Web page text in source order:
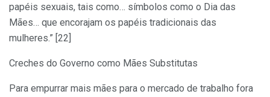
papéis sexuais, tais como… símbolos como o Dia das
Mães… que encorajam os papéis tradicionais das
mulheres.” [22]
Creches do Governo como Mães Substitutas
Para empurrar mais mães para o mercado de trabalho fora